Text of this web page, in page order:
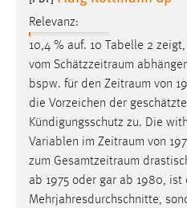
Relevanz:
10,4 % auf. 10 Tabelle 2
vom Schätzzeitraum
bspw. für den Zeitraum von
die Vorzeichen der
Kündigungsschutz zu. Die
Variablen im Zeitraum von
zum Gesamtzeitraum
ab 1975 oder gar ab 1980,
Mehrjahresdurchschnitte,
Cookie Laufzeit:
3 Monate
Facebook Pixel
Name:
_fbp
Anbieter: